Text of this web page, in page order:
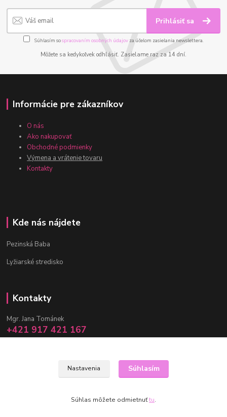
Prihlásiť sa
Súhlasím sospracovaním osobných údajov za účelom zasielania newslettera.
Môžete sa kedykoľvek odhlásiť. Zasielame raz za 14 dní.
Informácie pre zákazníkov
O nás
Ako nakupovať
Obchodné podmienky
Výmena a vrátenie tovaru
Kontakty
Kde nás nájdete
Pezinská Baba
Lyžiarské stredisko
Kontakty
Mgr. Jana Tománek
+421 917 421 167
(Po-Pia, 10 -17 hod.)
Nastavenia Súhlasím
Súhlas môžete odmietnuťtu.